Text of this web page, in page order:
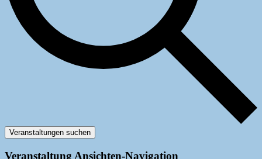
Veranstaltungen suchen
Veranstaltung Ansichten-Navigation